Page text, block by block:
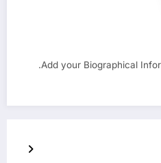
Add your Biographical